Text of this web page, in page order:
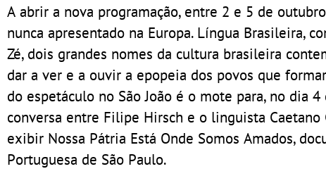
A abrir a nova programação, entre 2 e 5 de
nunca apresentado na Europa. Língua Brasileira,
Zé, dois grandes nomes da cultura brasileira
dar a ver e a ouvir a epopeia dos povos que
do espetáculo no São João é o mote para, no dia
conversa entre Filipe Hirsch e o linguista
exibir Nossa Pátria Está Onde Somos Amados,
Portuguesa de São Paulo.